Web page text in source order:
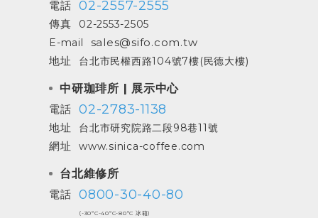
電話 02-2557-2555
傳真
02-2553-2505
E-mail
sales@sifo.com.tw
地址
台北市民權西路104號7樓(民德大樓)
中研珈琲所 | 展示中心
電話 02-2783-1138
地址 台北市研究院路二段98巷11號
網址 www.sinica-coffee.com
台北維修所
電話 0800-30-40-80
(-30ºC-40ºC-80ºC 冰箱)